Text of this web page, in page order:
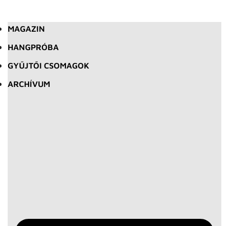
MAGAZIN
HANGPRÓBA
GYŰJTŐI CSOMAGOK
ARCHÍVUM